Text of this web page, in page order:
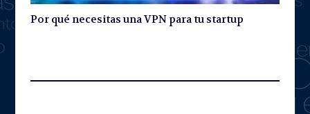
Por qué necesitas una VPN para tu startup